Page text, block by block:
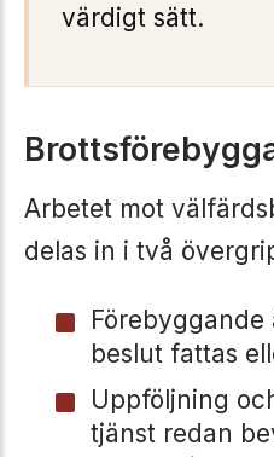
värdigt sätt.
Arbetet mot
delas in i två
beslut fattas
Uppföljning
tjänst redan